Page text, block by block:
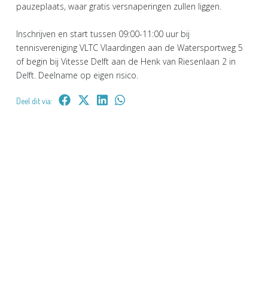
pauzeplaats, waar gratis versnaperingen zullen liggen.
Inschrijven en start tussen 09:00-11:00 uur bij
tennisvereniging VLTC Vlaardingen aan de Watersportweg 5
of begin bij Vitesse Delft aan de Henk van Riesenlaan 2 in
Delft. Deelname op eigen risico.
Deel dit via: